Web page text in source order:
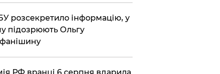
розсекретило інформацію, у
підозрюють Ольгу